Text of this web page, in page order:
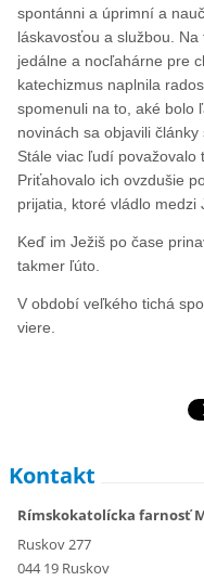
spontánni a úprimní a
láskavosťou a službou.
jedálne a nocľahárne pre
katechizmus naplnila
spomenuli na to, aké bolo
novinách sa objavili články
Stále viac ľudí považovalo
Priťahovalo ich ovzdušie
prijatia, ktoré vládlo medzi
Keď im Ježiš po čase
takmer ľúto.
V období veľkého tichá
viere.
Kontakt
Rímskokatolícka farnosť
Ruskov 277
044 19 Ruskov